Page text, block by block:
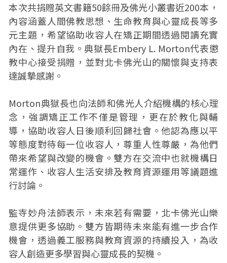
本次共捐贈英文書籍50餘冊及佛光小叢書近200本，
內容涵蓋人間佛教思想、生命教育與心靈成長等多
元主題，希望協助收容人在矯正期間透過閱讀充實
內在、提升自我。典獄長Embery L. Morton代表懲
教中心接受捐贈，並對北卡佛光山的關懷與支持表
達誠摯感謝。
Morton典獄長也向法師和佛光人介紹機構的核心理
念，強調矯正工作不僅是管理，更在於教化與輔
導，協助收容人日後順利回歸社會。他認為應以平
等態度對待每一位收容人，尊重人性尊嚴，為他們
帶來希望與改變的機會。雙方在交流中也就機構日
常運作、收容人生活安排及教育資源運用等議題進
行討論。
監寺妙舟法師表示，未來若有需要，北卡佛光山樂
意提供更多協助。雙方皆期待未來能有進一步合作
機會，透過義工服務與教育資源的持續投入，為收
容人創造更多學習與心靈成長的契機。